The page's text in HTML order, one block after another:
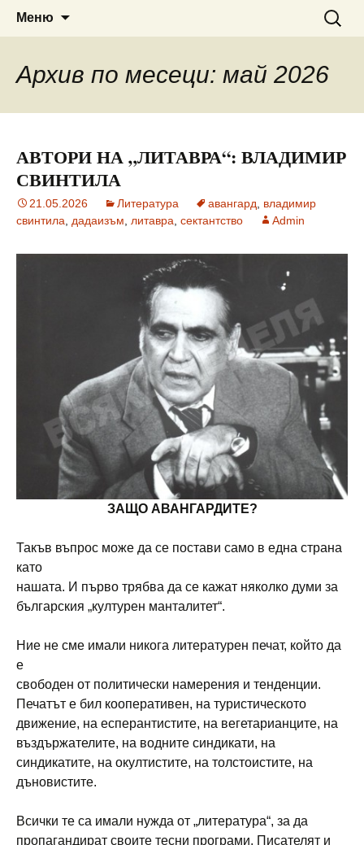
ВЕДРА РАНИНА
Сайт за наука, литература и
мистично познание
Меню
за:
Архив по месеци: май 2026
АВТОРИ НА „ЛИТАВРА“: ВЛАДИМИР
СВИНТИЛА
21.05.2026 Литература авангард
владимир
свинтила
дадаизъм литавра сектантство Admin
ЗАЩО АВАНГАРДИТЕ?
Такъв въпрос може да се постави само в една страна
като
нашата. И първо трябва да се кажат няколко думи за
българския „културен манталитет“.
Ние не сме имали никога литературен печат, който да
е
свободен от политически намерения и тенденции.
Печатът е бил кооперативен, на туристическото
движение, на есперантистите, на вегетарианците, на
въздържателите, на водните синдикати, на
синдикатите, на окултистите, на толстоистите, на
дъновистите.
Всички те са имали нужда от „литература“, за да
пропагандират своите тесни програми. Писателят и